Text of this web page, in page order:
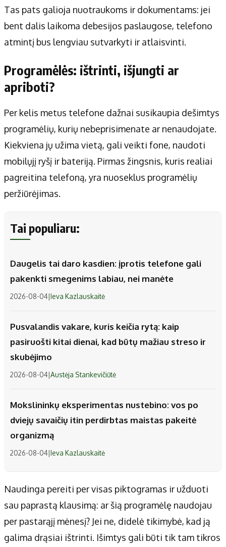
Tas pats galioja nuotraukoms ir dokumentams: jei
bent dalis laikoma debesijos paslaugose, telefono
atmintį bus lengviau sutvarkyti ir atlaisvinti.
Programėlės: ištrinti, išjungti ar
apriboti?
Per kelis metus telefone dažnai susikaupia dešimtys
programėlių, kurių nebeprisimenate ar nenaudojate.
Kiekviena jų užima vietą, gali veikti fone, naudoti
mobilųjį ryšį ir bateriją. Pirmas žingsnis, kuris realiai
pagreitina telefoną, yra nuoseklus programėlių
peržiūrėjimas.
Tai populiaru:
Daugelis tai daro kasdien: įprotis telefone gali
pakenkti smegenims labiau, nei manėte
2026-08-04|Ieva Kazlauskaitė
Pusvalandis vakare, kuris keičia rytą: kaip
pasiruošti kitai dienai, kad būtų mažiau streso ir
skubėjimo
2026-08-04|Austėja Stankevičiūtė
Mokslininkų eksperimentas nustebino: vos po
dviejų savaičių itin perdirbtas maistas pakeitė
organizmą
2026-08-04|Ieva Kazlauskaitė
Naudinga pereiti per visas piktogramas ir užduoti
sau paprastą klausimą: ar šią programėlę naudojau
per pastarąjį mėnesį? Jei ne, didelė tikimybė, kad ją
galima drąsiai ištrinti. Išimtys gali būti tik tam tikros